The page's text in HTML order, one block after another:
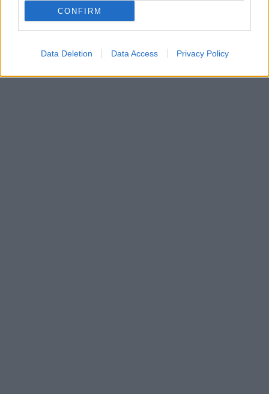
CONFIRM
Data Deletion Data Access Privacy Policy